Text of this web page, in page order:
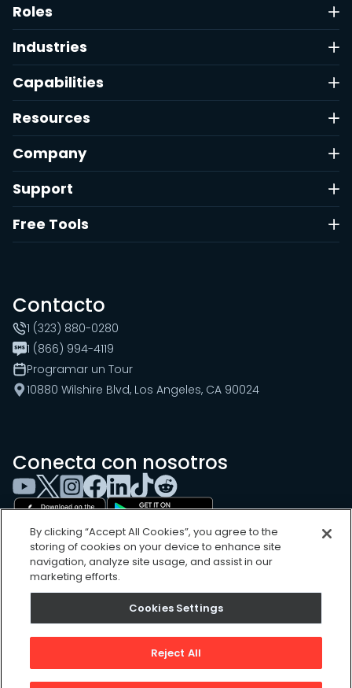
Roles
Industries
Capabilities
Resources
Company
Support
Free Tools
Contacto
1 (323) 880-0280
1 (866) 994-4119
Programar un Tour
10880 Wilshire Blvd, Los Angeles, CA 90024
Conecta con nosotros
Sitemap
Privacy Policy
By clicking “Accept All Cookies”, you agree to the
storing of cookies on your device to enhance site
navigation, analyze site usage, and assist in our
marketing efforts.
Cookies Settings
Reject All